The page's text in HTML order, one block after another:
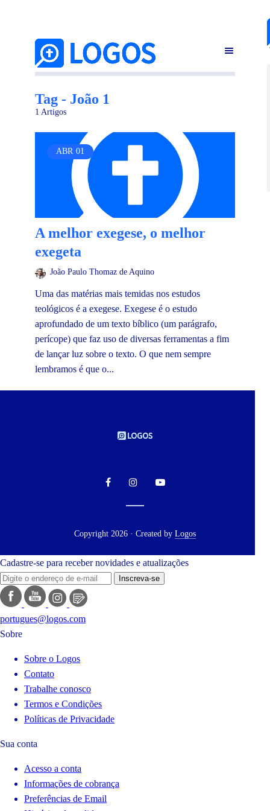
Tag - João 1
1 Artigos
ABR 01
A melhor exegese, o melhor
exegeta
João Paulo Thomaz de Aquino
Uma das matérias mais temidas nos estudos
teológicos é a exegese. Exegese é o estudo
aprofundado de um texto bíblico (um parágrafo,
perícope) que faz uso de diversas ferramentas a fim
de lançar luz sobre o texto. O que nem sempre
lembramos é que o...
Copyright 2026 · Created by Logos